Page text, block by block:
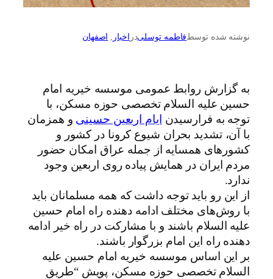
نوشته شده توسطفاطمه توسلیدر اخبار , اصفهان
به گزارش روابط عمومی موسسه خیریه امام
حسین علیه السلام تخصصی حوزه مسکن، با
توجه به فرارسیدن ایام اربعین حسینی و همزمان
با آن، تشدید بحران شیوع کرونا در کشور و
کشورهای همسایه از جمله عراق امکان حضور
مردم ایران در همایش پیاده روی اربعین وجود
ندارد.
از این رو باید توجه داشت که همه مسلمانان باید
با روش‌های مختلف ادامه دهنده راه امام حسین
علیه السلام باشند و با مشارکت در راه خیر ادامه
دهنده راه این امام بزرگوار باشند.
بر این اساس موسسه خیریه امام حسین علیه
السلام تخصصی حوزه مسکن، پویش “طریق